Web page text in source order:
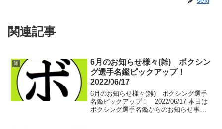
関連記事
雑
6月のお知らせ様々(雑) ボクシン
グ選手名鑑ピックアップ！
2022/06/17
6月のお知らせ様々(雑) ボクシング選手
名鑑ピックアップ！ 2022/06/17 本日は
ボクシング選手名鑑からのお知らせ事